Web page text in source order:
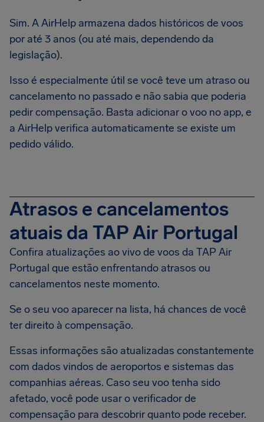
Sim. A AirHelp armazena dados históricos de voos
por até 3 anos (ou até mais, dependendo da
legislação).
Isso é especialmente útil se você teve um atraso ou
cancelamento no passado e não sabia que poderia
pedir compensação. Basta adicionar o voo no app, e
a AirHelp verifica automaticamente se existe um
pedido válido.
Atrasos e cancelamentos
atuais da TAP Air Portugal
Confira atualizações ao vivo de voos da TAP Air
Portugal que estão enfrentando atrasos ou
cancelamentos neste momento.
Se o seu voo aparecer na lista, há chances de você
ter direito à compensação.
Essas informações são atualizadas constantemente
com dados vindos de aeroportos e sistemas das
companhias aéreas. Caso seu voo tenha sido
afetado, você pode usar o verificador de
compensação para descobrir quanto pode receber.